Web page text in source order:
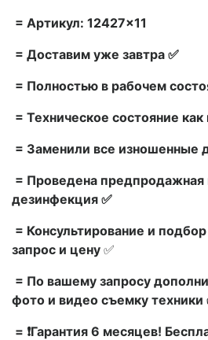
= Артикул: 12427×11
= Доставим уже завтра ✅
= Полностью в рабочем
= Техническое состояние как
= Заменили все изношенные
= Проведена предпродажная
дезинфекция ✅
= Консультирование и
запрос и цену ✅
= По вашему запросу
фото и видео съемку техники
= ❗Гарантия 6 месяцев!